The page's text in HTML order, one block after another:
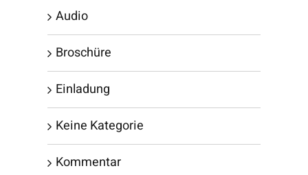
Audio
Broschüre
Einladung
Keine Kategorie
Kommentar